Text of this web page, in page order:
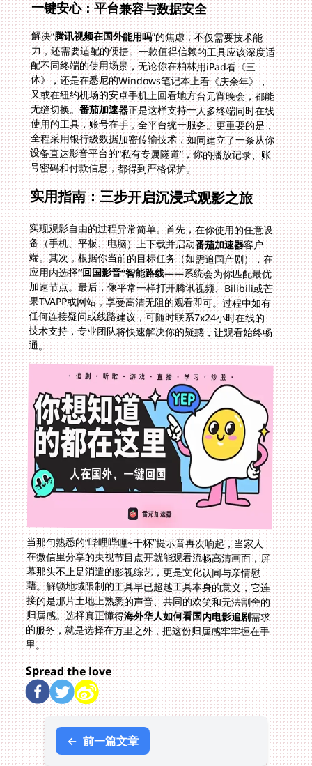
一键安心：平台兼容与数据安全
解决“腾讯视频在国外能用吗”的焦虑，不仅需要技术能
力，还需要适配的便捷。一款值得信赖的工具应该深度适
配不同终端的使用场景，无论你在柏林用iPad看《三
体》，还是在悉尼的Windows笔记本上看《庆余年》，
又或在纽约机场的安卓手机上回看地方台元宵晚会，都能
无缝切换。番茄加速器正是这样支持一人多终端同时在线
使用的工具，账号在手，全平台统一服务。更重要的是，
全程采用银行级数据加密传输技术，如同建立了一条从你
设备直达影音平台的“私有专属隧道”，你的播放记录、账
号密码和付款信息，都得到严格保护。
实用指南：三步开启沉浸式观影之旅
实现观影自由的过程异常简单。首先，在你使用的任意设
备（手机、平板、电脑）上下载并启动番茄加速器客户
端。其次，根据你当前的目标任务（如需追国产剧），在
应用内选择“回国影音”智能路线——系统会为你匹配最优
加速节点。最后，像平常一样打开腾讯视频、Bilibili或芒
果TVAPP或网站，享受高清无阻的观看即可。过程中如有
任何连接疑问或线路建议，可随时联系7x24小时在线的
技术支持，专业团队将快速解决你的疑惑，让观看始终畅
通。
当那句熟悉的“哔哩哔哩~干杯”提示音再次响起，当家人
在微信里分享的央视节目点开就能观看流畅高清画面，屏
幕那头不止是消遣的影视综艺，更是文化认同与亲情慰
藉。解锁地域限制的工具早已超越工具本身的意义，它连
接的是那片土地上熟悉的声音、共同的欢笑和无法割舍的
归属感。选择真正懂得海外华人如何看国内电影追剧需求
的服务，就是选择在万里之外，把这份归属感牢牢握在手
里。
Spread the love
← 前一篇文章